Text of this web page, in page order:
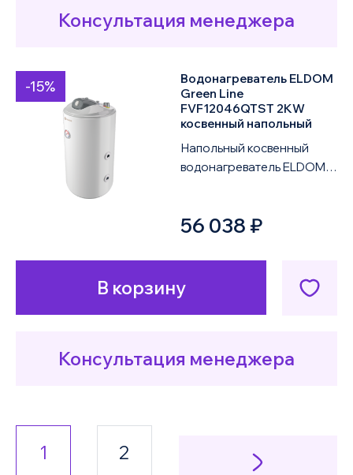
Консультация менеджера
-15%
Водонагреватель ELDOM
Green Line
FVF12046QTST 2KW
косвенный напольный
Напольный косвенный
водонагреватель ELDOM
оснащен одним те...
56 038 ₽
В корзину
Консультация менеджера
1 2